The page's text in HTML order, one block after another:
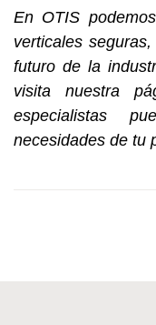
En OTIS
verticales
futuro de la
visita nuestra
especialistas
necesidades de tu